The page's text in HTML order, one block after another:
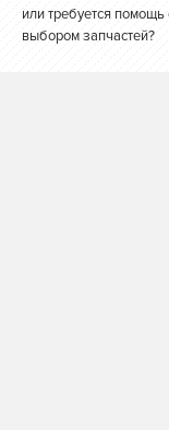
или требуется помощь
выбором запчастей?